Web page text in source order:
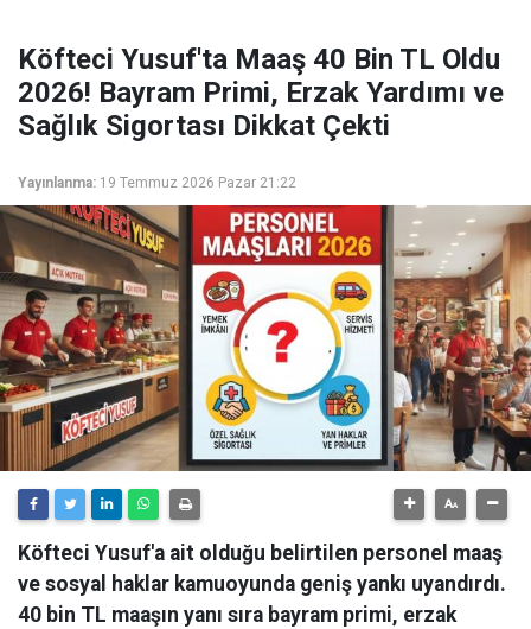
Köfteci Yusuf'ta Maaş 40 Bin TL Oldu
2026! Bayram Primi, Erzak Yardımı ve
Sağlık Sigortası Dikkat Çekti
Yayınlanma: 19 Temmuz 2026 Pazar 21:22
Köfteci Yusuf'a ait olduğu belirtilen personel maaş
ve sosyal haklar kamuoyunda geniş yankı uyandırdı.
40 bin TL maaşın yanı sıra bayram primi, erzak